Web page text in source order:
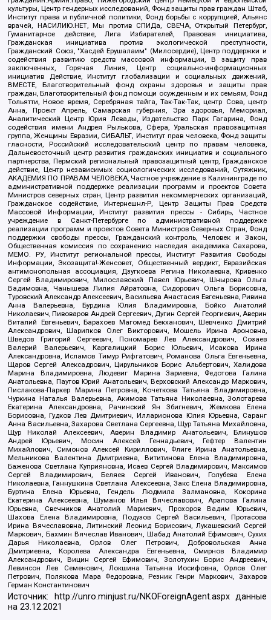
культуры, Центр гендерных исследований, Фонд защиты прав граждан Штаб,
Институт права и публичной политики, Фонд борьбы с коррупцией, Альянс
врачей, НАСИЛИЮ.НЕТ, Мы против СПИДа, СВЕЧА, Открытый Петербург,
Гуманитарное действие, Лига Избирателей, Правовая инициатива,
Гражданская инициатива против экологической преступности,
Гражданский Союз, "Хасдей Ерушалаим" (Милосердие), Центр поддержки и
содействия развитию средств массовой информации, В защиту прав
заключенных, Горячая Линия, Центр социально-информационных
инициатив Действие, Институт глобализации и социальных движений,
ВМЕСТЕ, Благотворительный фонд охраны здоровья и защиты прав
граждан, Благотворительный фонд помощи осужденным и их семьям, Фонд
Тольятти, Новое время, Серебряная тайга, Так-Так-Так, центр Сова, центр
Анна, Проект Апрель, Самарская губерния, Эра здоровья, Мемориал,
Аналитический Центр Юрия Левады, Издательство Парк Гагарина, Фонд
содействия имени Андрея Рылькова, Сфера, Уральская правозащитная
группа, Женщины Евразии, СИБАЛЬТ, Институт прав человека, Фонд защиты
гласности, Российский исследовательский центр по правам человека,
Дальневосточный центр развития гражданских инициатив и социального
партнерства, Пермский региональный правозащитный центр, Гражданское
действие, Центр независимых социологических исследований, Сутяжник,
АКАДЕМИЯ ПО ПРАВАМ ЧЕЛОВЕКА, Частное учреждение в Калининграде по
административной поддержке реализации программ и проектов Совета
Министров северных стран, Центр развития некоммерческих организаций,
Гражданское содействие, Интернешнл-Р, Центр Защиты Прав Средств
Массовой Информации, Институт развития прессы - Сибирь, Частное
учреждение в Санкт-Петербурге по административной поддержке
реализации программ и проектов Совета Министров Северных Стран, Фонд
поддержки свободы прессы, Гражданский контроль, Человек и Закон,
Общественная комиссия по сохранению наследия академика Сахарова,
МЕМО. РУ, Институт региональной прессы, Институт Развития Свободы
Информации, Экозащита!-Женсовет, Общественный вердикт, Евразийская
антимонопольная ассоциация, Дзугкоева Регина Николаевна, Кривенко
Сергей Владимирович, Милославский Павел Юрьевич, Шнырова Ольга
Вадимовна, Чанышева Лилия Айратовна, Сидорович Ольга Борисовна,
Туровский Александр Алексеевич, Васильева Анастасия Евгеньевна, Ривина
Анна Валерьевна, Бурдина Юлия Владимировна, Бойко Анатолий
Николаевич, Пивоваров Андрей Сергеевич, Дугин Сергей Георгиевич, Аверин
Виталий Евгеньевич, Барахоев Магомед Бекханович, Шевченко Дмитрий
Александрович, Шарипков Олег Викторович, Мошель Ирина Ароновна,
Шведов Григорий Сергеевич, Пономарев Лев Александрович, Созаев
Валерий Валерьевич, Каргалицкий Борис Юльевич, Исакова Ирина
Александровна, Исламов Тимур Рифгатович, Романова Ольга Евгеньевна,
Щаров Сергей Алексадрович, Цирульников Борис Альбертович, Халидова
Марина Владимировна, Людевиг Марина Зариевна, Федотова Галина
Анатольевна, Паутов Юрий Анатольевич, Верховский Александр Маркович,
Пислакова-Паркер Марина Петровна, Кочеткова Татьяна Владимировна,
Чуркина Наталья Валерьевна, Акимова Татьяна Николаевна, Золотарева
Екатерина Александровна, Рачинский Ян Збигневич, Жемкова Елена
Борисовна, Гудков Лев Дмитриевич, Илларионова Юлия Юрьевна, Саранг
Анна Васильевна, Захарова Светлана Сергеевна, Щур Татьяна Михайловна,
Щур Николай Алексеевич, Аверин Владимир Анатольевич, Блинушов
Андрей Юрьевич, Мосин Алексей Геннадьевич, Гефтер Валентин
Михайлович, Симонов Алексей Кириллович, Флиге Ирина Анатольевна,
Мельникова Валентина Дмитриевна, Вититинова Елена Владимировна,
Баженова Светлана Куприяновна, Исаев Сергей Владимирович, Максимов
Сергей Владимирович, Беляев Сергей Иванович, Голубева Елена
Николаевна, Ганнушкина Светлана Алексеевна, Закс Елена Владимировна,
Буртина Елена Юрьевна, Гендель Людмила Залмановна, Кокорина
Екатерина Алексеевна, Шуманов Илья Вячеславович, Арапова Галина
Юрьевна, Свечников Анатолий Мариевич, Прохоров Вадим Юрьевич,
Шахова Елена Владимировна, Подузов Сергей Васильевич, Протасова
Ирина Вячеславовна, Литинский Леонид Борисович, Лукашевский Сергей
Маркович, Бахмин Вячеслав Иванович, Шабад Анатолий Ефимович, Сухих
Дарья Николаевна, Орлов Олег Петрович, Добровольская Анна
Дмитриевна, Королева Александра Евгеньевна, Смирнов Владимир
Александрович, Вицин Сергей Ефимович, Золотухин Борис Андреевич,
Левинсон Лев Семенович, Локшина Татьяна Иосифовна, Орлов Олег
Петрович, Полякова Мара Федоровна, Резник Генри Маркович, Захаров
Герман Константинович
Источник: http://unro.minjust.ru/NKOForeignAgent.aspxданные
на23.12.2021